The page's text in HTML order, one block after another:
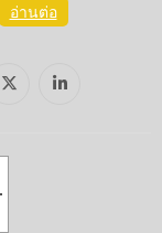
อ่านต่อ